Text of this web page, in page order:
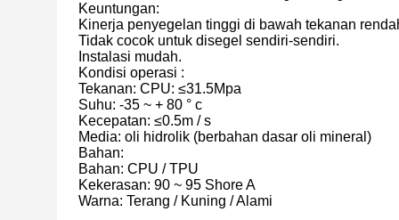
Keuntungan:
Kinerja penyegelan tinggi di bawah tekanan
Tidak cocok untuk disegel sendiri-sendiri.
Instalasi mudah.
Kondisi operasi :
Tekanan: CPU: ≤31.5Mpa
Suhu: -35 ~ + 80 ° c
Kecepatan: ≤0.5m / s
Media: oli hidrolik (berbahan dasar oli mineral)
Bahan:
Bahan: CPU / TPU
Kekerasan: 90 ~ 95 Shore A
Warna: Terang / Kuning / Alami